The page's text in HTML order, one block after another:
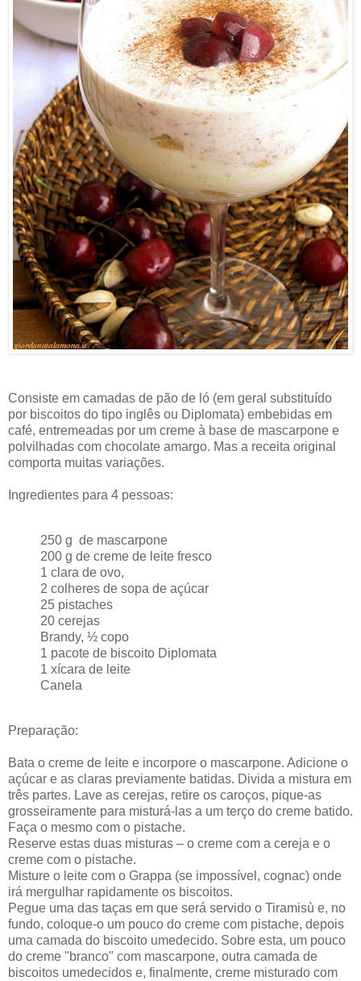
Consiste em camadas de pão de ló (em geral substituído
por biscoitos do tipo inglês ou Diplomata) embebidas em
café, entremeadas por um creme à base de mascarpone e
polvilhadas com chocolate amargo. Mas a receita original
comporta muitas variações.
Ingredientes para 4 pessoas:
250 g de mascarpone
200 g de creme de leite fresco
1 clara de ovo,
2 colheres de sopa de açúcar
25 pistaches
20 cerejas
Brandy, ½ copo
1 pacote de biscoito Diplomata
1 xícara de leite
Canela
Preparação:
Bata o creme de leite e incorpore o mascarpone. Adicione o
açúcar e as claras previamente batidas. Divida a mistura em
três partes. Lave as cerejas, retire os caroços, pique-as
grosseiramente para misturá-las a um terço do creme batido.
Faça o mesmo com o pistache.
Reserve estas duas misturas – o creme com a cereja e o
creme com o pistache.
Misture o leite com o Grappa (se impossível, cognac) onde
irá mergulhar rapidamente os biscoitos.
Pegue uma das taças em que será servido o Tiramisù e, no
fundo, coloque-o um pouco do creme com pistache, depois
uma camada do biscoito umedecido. Sobre esta, um pouco
do creme "branco" com mascarpone, outra camada de
biscoitos umedecidos e, finalmente, creme misturado com